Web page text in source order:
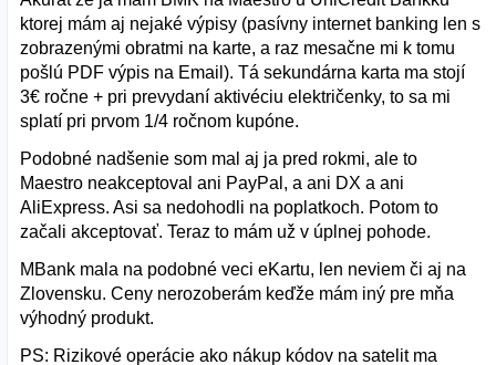
ktorej mám aj nejaké výpisy (pasívny internet banking len s
zobrazenými obratmi na karte, a raz mesačne mi k tomu
pošlú PDF výpis na Email). Tá sekundárna karta ma stojí
3€ ročne + pri prevydaní aktivéciu električenky, to sa mi
splatí pri prvom 1/4 ročnom kupóne.
Podobné nadšenie som mal aj ja pred rokmi, ale to
Maestro neakceptoval ani PayPal, a ani DX a ani
AliExpress. Asi sa nedohodli na poplatkoch. Potom to
začali akceptovať. Teraz to mám už v úplnej pohode.
MBank mala na podobné veci eKartu, len neviem či aj na
Zlovensku. Ceny nerozoberám keďže mám iný pre mňa
výhodný produkt.
PS: Rizikové operácie ako nákup kódov na satelit ma